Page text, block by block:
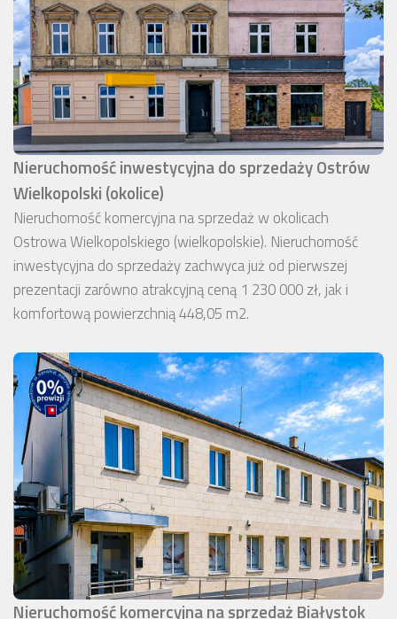
Nieruchomość inwestycyjna do sprzedaży Ostrów
Wielkopolski (okolice)
Nieruchomość komercyjna na sprzedaż w okolicach
Ostrowa Wielkopolskiego (wielkopolskie). Nieruchomość
inwestycyjna do sprzedaży zachwyca już od pierwszej
prezentacji zarówno atrakcyjną ceną 1 230 000 zł, jak i
komfortową powierzchnią 448,05 m2.
Nieruchomość komercyjna na sprzedaż Białystok